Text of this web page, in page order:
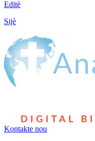
Editè
Sijè
Kontakte nou